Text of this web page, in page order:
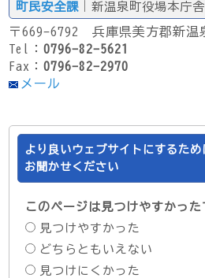
町民安全課 ｜新温泉町役場本庁舎
〒669-6792 兵庫県美方郡新温
Tel：0796-82-5621
Fax：0796-82-2970
メール
より良いウェブサイトにするた
お聞かせください
このページは見つけやすかった
見つけやすかった
どちらともいえない
見つけにくかった